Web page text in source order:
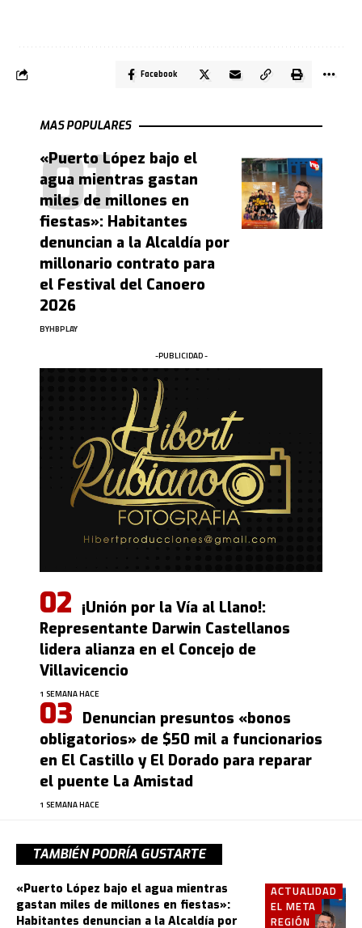
Facebook
MAS POPULARES
«Puerto López bajo el
agua mientras gastan
miles de millones en
fiestas»: Habitantes
denuncian a la Alcaldía por
millonario contrato para
el Festival del Canoero
2026
BYHBPLAY
-PUBLICIDAD -
¡Unión por la Vía al Llano!:
Representante Darwin Castellanos
lidera alianza en el Concejo de
Villavicencio
1 SEMANA HACE
Denuncian presuntos «bonos
obligatorios» de $50 mil a funcionarios
en El Castillo y El Dorado para reparar
el puente La Amistad
1 SEMANA HACE
TAMBIÉN PODRÍA GUSTARTE
ACTUALIDAD
EL META
REGIÓN
«Puerto López bajo el agua mientras
gastan miles de millones en fiestas»:
Habitantes denuncian a la Alcaldía por